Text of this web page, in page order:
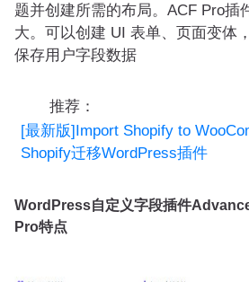
题并创建所需的布局。ACF Pro插
大。可以创建 UI 表单、页面变体
保存用户字段数据
推荐：
[最新版]Import Shopify to
Shopify迁移WordPress插件
WordPress自定义字段插件
Pro特点